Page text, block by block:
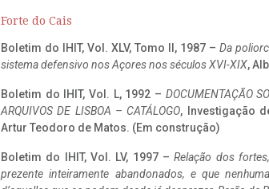
Forte do Cais
Boletim do IHIT, Vol. XLV, Tomo II, 1987 – Da
sistema defensivo nos Açores nos séculos XVI-XIX,
Boletim do IHIT, Vol. L, 1992 – DOCUMENTAÇÃO
ARQUIVOS DE LISBOA – CATÁLOGO, Investigação
Artur Teodoro de Matos. (Em construção)
Boletim do IHIT, Vol. LV, 1997 –Relação dos
prezente inteiramente abandonados, e que